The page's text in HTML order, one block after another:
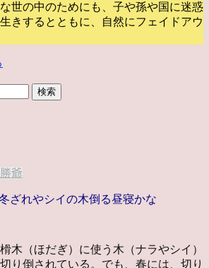
世の中のためにも、子や孫や国に迷惑
きするとともに、自然にフェイドアウ
勝爺
ざれやシイの木倒る昼寝かな
木（ほだぎ）に使う木（ナラやシイ）
り倒されている。でも、春には、切り